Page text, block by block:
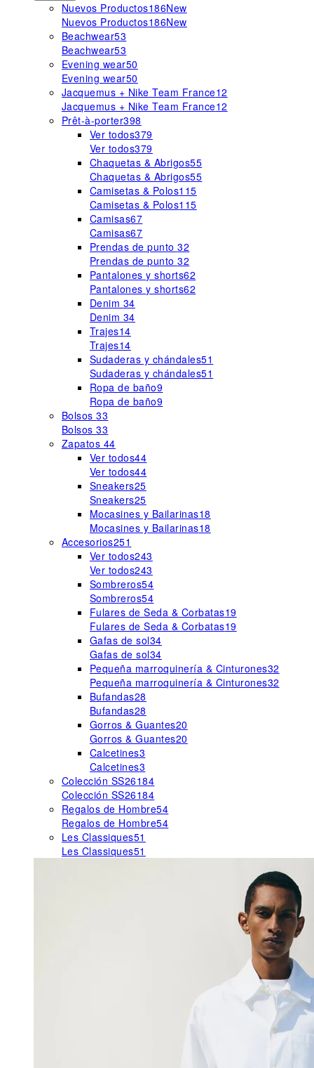
Nuevos Productos186New
Nuevos Productos186New
Beachwear53
Beachwear53
Evening wear50
Evening wear50
Jacquemus + Nike Team France12
Jacquemus + Nike Team France12
Prêt-à-porter398
Ver todos379
Ver todos379
Chaquetas & Abrigos55
Chaquetas & Abrigos55
Camisetas & Polos115
Camisetas & Polos115
Camisas67
Camisas67
Prendas de punto32
Prendas de punto32
Pantalones y shorts62
Pantalones y shorts62
Denim 34
Denim 34
Trajes14
Trajes14
Sudaderas y chándales51
Sudaderas y chándales51
Ropa de baño9
Ropa de baño9
Bolsos33
Bolsos33
Zapatos 44
Ver todos44
Ver todos44
Sneakers25
Sneakers25
Mocasines y Bailarinas18
Mocasines y Bailarinas18
Accesorios251
Ver todos243
Ver todos243
Sombreros54
Sombreros54
Fulares de Seda & Corbatas19
Fulares de Seda & Corbatas19
Gafas de sol34
Gafas de sol34
Pequeña marroquinería & Cinturones32
Pequeña marroquinería & Cinturones32
Bufandas28
Bufandas28
Gorros & Guantes20
Gorros & Guantes20
Calcetines3
Calcetines3
Colección SS26184
Colección SS26184
Regalos de Hombre54
Regalos de Hombre54
Les Classiques51
Les Classiques51